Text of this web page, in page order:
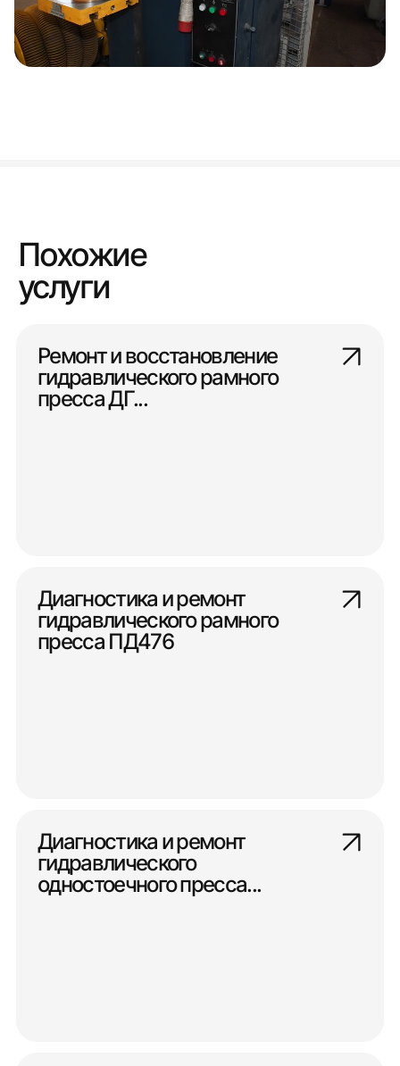
Похожие
услуги
Ремонт и восстановление
гидравлического рамного
пресса ДГ...
Диагностика и ремонт
гидравлического рамного
пресса ПД476
Диагностика и ремонт
гидравлического
одностоечного пресса...